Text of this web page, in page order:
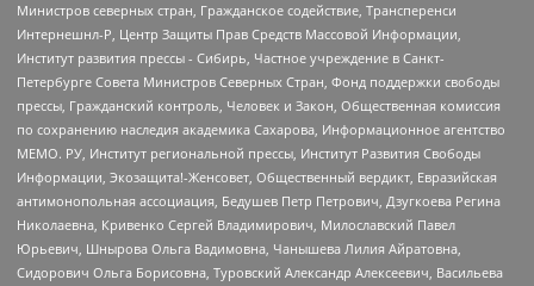
Министров северных стран, Гражданское содействие, Трансперенси
Интернешнл-Р, Центр Защиты Прав Средств Массовой Информации,
Институт развития прессы - Сибирь, Частное учреждение в Санкт-
Петербурге Совета Министров Северных Стран, Фонд поддержки свободы
прессы, Гражданский контроль, Человек и Закон, Общественная комиссия
по сохранению наследия академика Сахарова, Информационное агентство
МЕМО. РУ, Институт региональной прессы, Институт Развития Свободы
Информации, Экозащита!-Женсовет, Общественный вердикт, Евразийская
антимонопольная ассоциация, Бедушев Петр Петрович, Дзугкоева Регина
Николаевна, Кривенко Сергей Владимирович, Милославский Павел
Юрьевич, Шнырова Ольга Вадимовна, Чанышева Лилия Айратовна,
Сидорович Ольга Борисовна, Туровский Александр Алексеевич, Васильева